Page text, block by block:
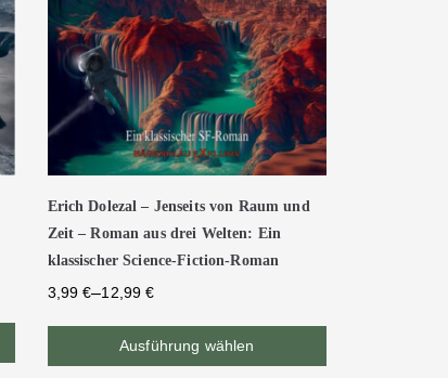
Erich Dolezal – Jenseits von Raum und
Zeit – Roman aus drei Welten: Ein
klassischer Science-Fiction-Roman
3,99€–12,99€
Ausführung wählen